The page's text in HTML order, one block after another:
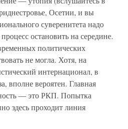
Осетии, и вы
суверенитета надо
остановить на середине.
политических
не могла. Хотя, на
интернационал, в
вполне вероятен. Главная
— это РКП. Попытка
здесь проходит линия